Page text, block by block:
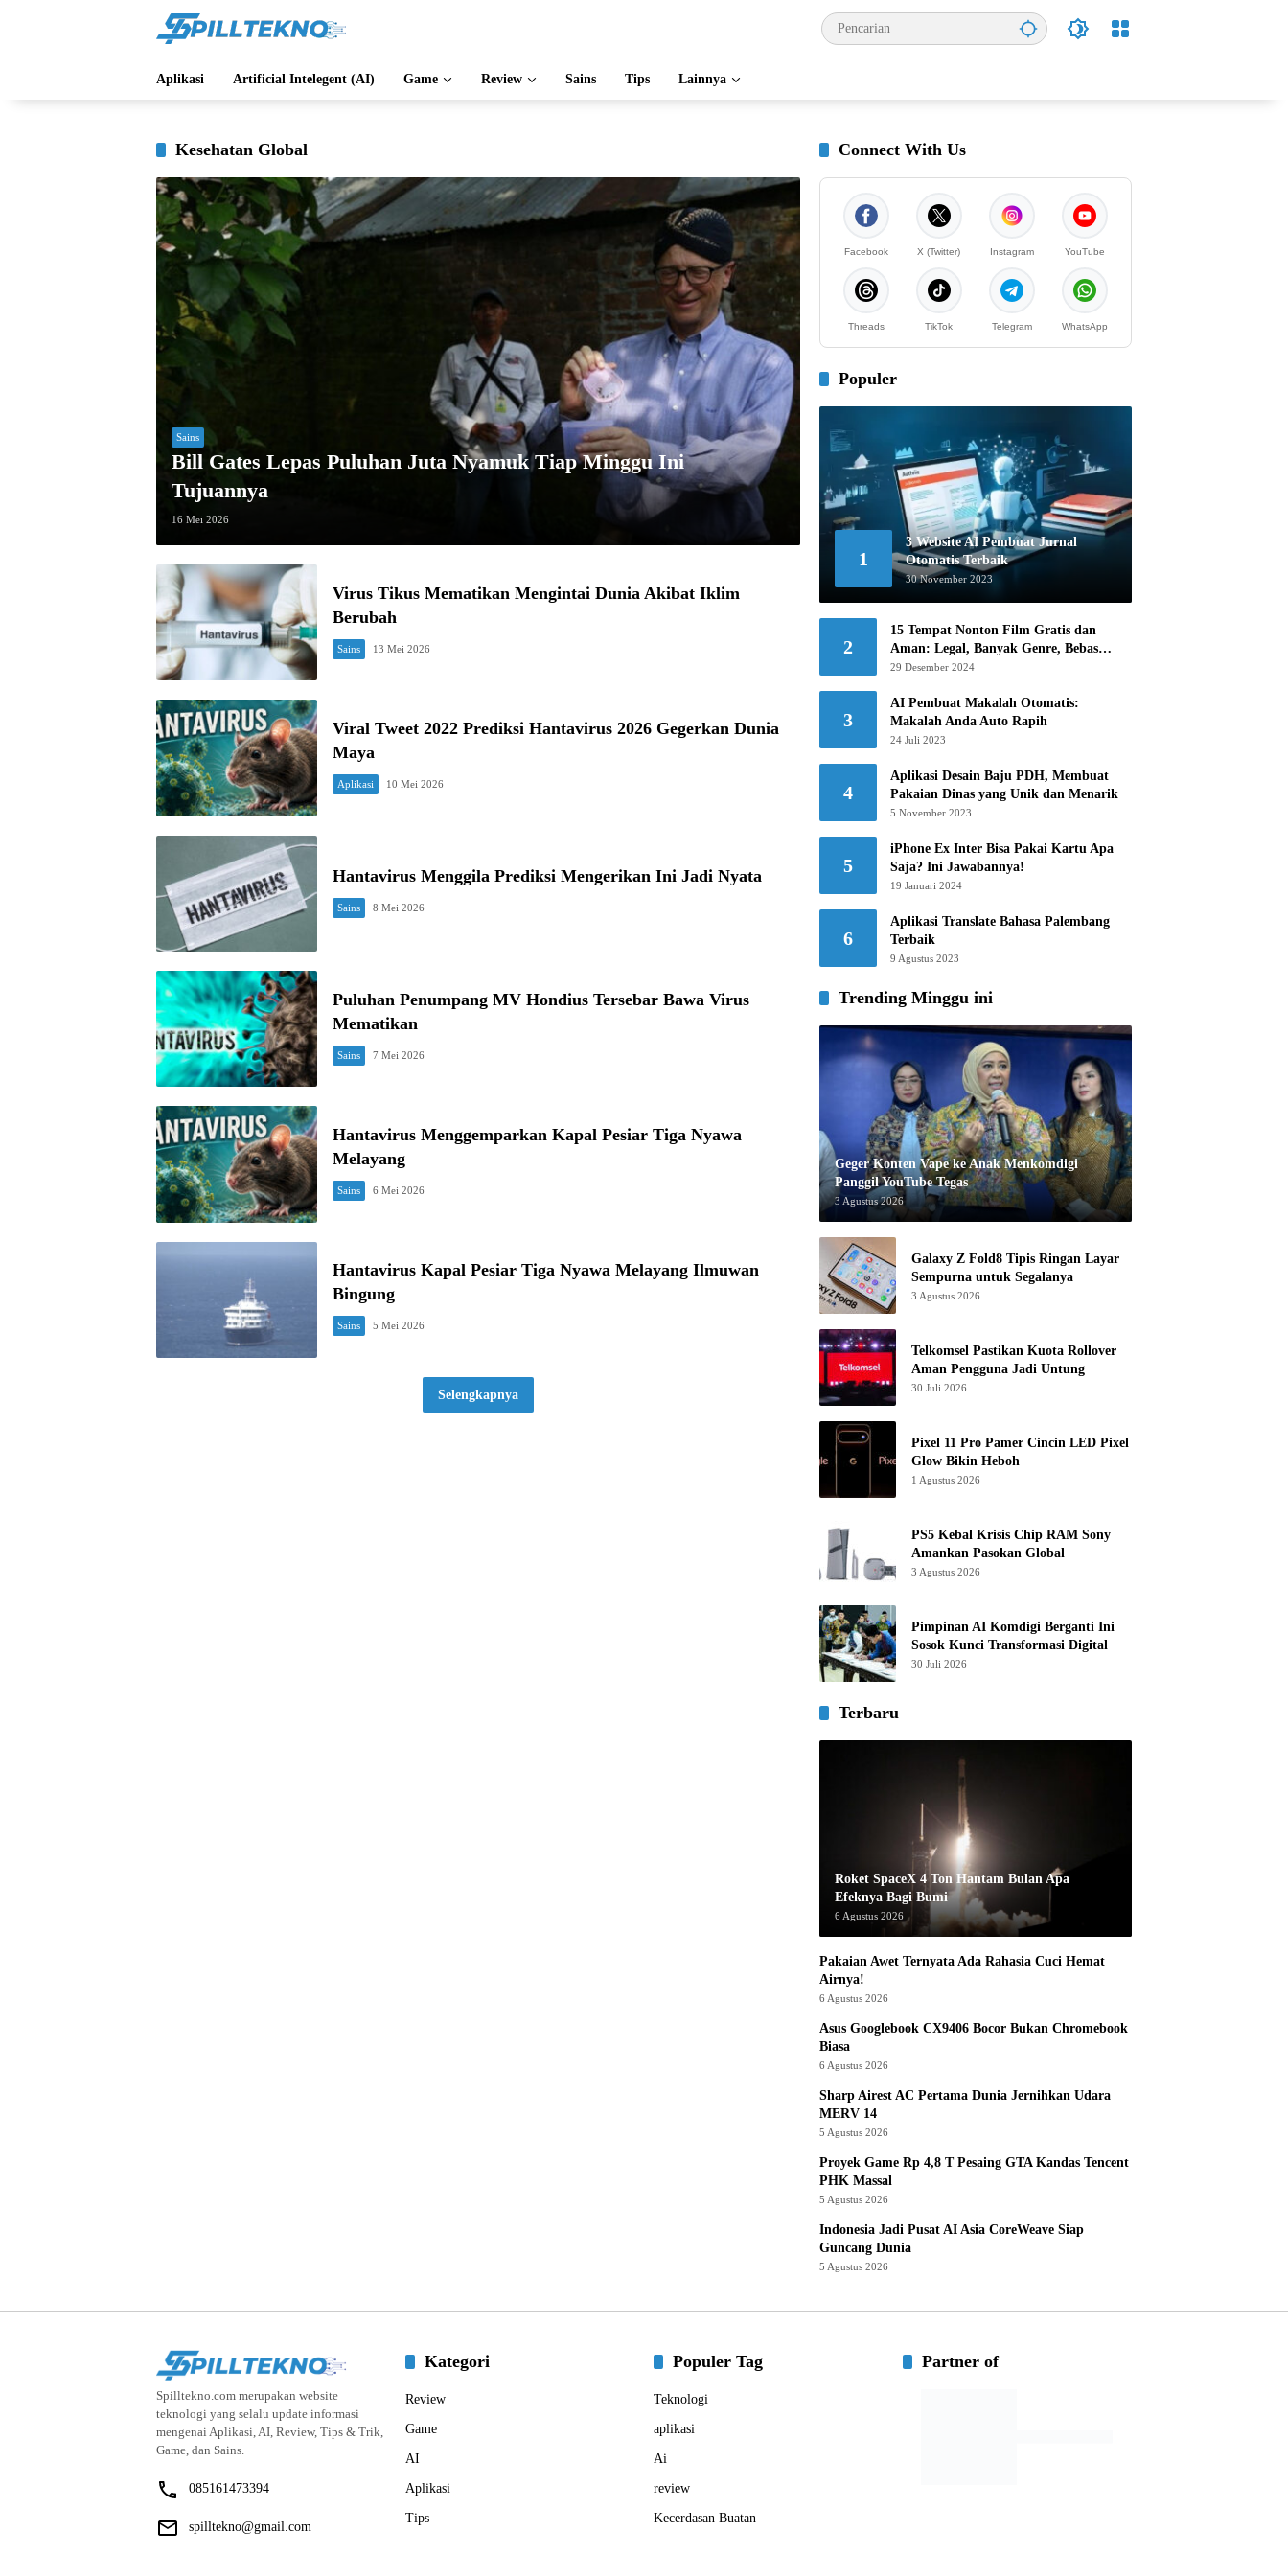
Aplikasi Artificial Intelegent (AI) Game Review Sains Tips Lainnya
Kesehatan Global
Sains
Bill Gates Lepas Puluhan Juta Nyamuk Tiap Minggu Ini
Tujuannya
16 Mei 2026
Virus Tikus Mematikan Mengintai Dunia Akibat Iklim
Berubah
Sains 13 Mei 2026
Viral Tweet 2022 Prediksi Hantavirus 2026 Gegerkan Dunia
Maya
Aplikasi 10 Mei 2026
Hantavirus Menggila Prediksi Mengerikan Ini Jadi Nyata
Sains 8 Mei 2026
Puluhan Penumpang MV Hondius Tersebar Bawa Virus
Mematikan
Sains 7 Mei 2026
Hantavirus Menggemparkan Kapal Pesiar Tiga Nyawa
Melayang
Sains 6 Mei 2026
Hantavirus Kapal Pesiar Tiga Nyawa Melayang Ilmuwan
Bingung
Sains 5 Mei 2026
Selengkapnya
Connect With Us
Facebook X (Twitter) Instagram YouTube
Threads TikTok Telegram WhatsApp
Populer
1
3 Website AI Pembuat Jurnal
Otomatis Terbaik
30 November 2023
2
15 Tempat Nonton Film Gratis dan
Aman: Legal, Banyak Genre, Bebas
Khawatir!
29 Desember 2024
3
AI Pembuat Makalah Otomatis:
Makalah Anda Auto Rapih
24 Juli 2023
4
Aplikasi Desain Baju PDH, Membuat
Pakaian Dinas yang Unik dan Menarik
5 November 2023
5
iPhone Ex Inter Bisa Pakai Kartu Apa
Saja? Ini Jawabannya!
19 Januari 2024
6
Aplikasi Translate Bahasa Palembang
Terbaik
9 Agustus 2023
Trending Minggu ini
Geger Konten Vape ke Anak Menkomdigi
Panggil YouTube Tegas
3 Agustus 2026
Galaxy Z Fold8 Tipis Ringan Layar
Sempurna untuk Segalanya
3 Agustus 2026
Telkomsel Pastikan Kuota Rollover
Aman Pengguna Jadi Untung
30 Juli 2026
Pixel 11 Pro Pamer Cincin LED Pixel
Glow Bikin Heboh
1 Agustus 2026
PS5 Kebal Krisis Chip RAM Sony
Amankan Pasokan Global
3 Agustus 2026
Pimpinan AI Komdigi Berganti Ini
Sosok Kunci Transformasi Digital
30 Juli 2026
Terbaru
Roket SpaceX 4 Ton Hantam Bulan Apa
Efeknya Bagi Bumi
6 Agustus 2026
Pakaian Awet Ternyata Ada Rahasia Cuci Hemat
Airnya!
6 Agustus 2026
Asus Googlebook CX9406 Bocor Bukan Chromebook
Biasa
6 Agustus 2026
Sharp Airest AC Pertama Dunia Jernihkan Udara
MERV 14
5 Agustus 2026
Proyek Game Rp 4,8 T Pesaing GTA Kandas Tencent
PHK Massal
5 Agustus 2026
Indonesia Jadi Pusat AI Asia CoreWeave Siap
Guncang Dunia
5 Agustus 2026
Spilltekno.com merupakan website
teknologi yang selalu update informasi
mengenai Aplikasi, AI, Review, Tips & Trik,
Game, dan Sains.
085161473394
spilltekno@gmail.com
Kategori
Review
Game
AI
Aplikasi
Tips
Populer Tag
Teknologi
aplikasi
Ai
review
Kecerdasan Buatan
Partner of